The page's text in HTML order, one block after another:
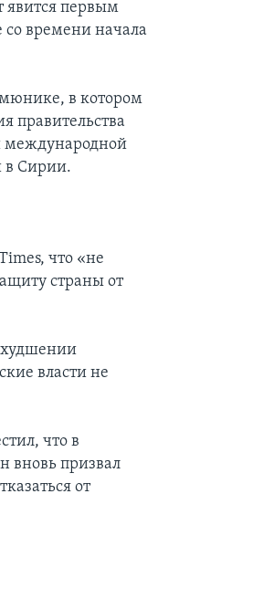
явится первым
времени начала
в котором
правительства
международной
в Сирии.
что «не
страны от
власти не
что в
вновь призвал
от